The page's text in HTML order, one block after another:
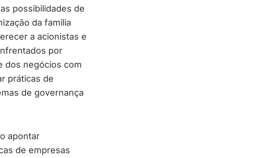
possibilidades de
da família
a acionistas e
por
dos negócios com
práticas de
de governança
apontar
de empresas